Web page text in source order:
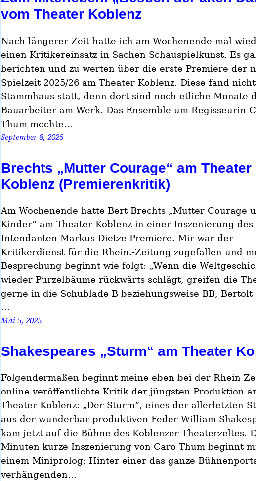
vom Theater Koblenz
Nach längerer Zeit hatte ich am Wochenende mal
einen Kritikereinsatz in Sachen Schauspielkunst. Es
berichten und zu werten über die erste Premiere der
Spielzeit 2025/26 am Theater Koblenz. Diese fand
Stammhaus statt, denn dort sind noch etliche Monate
Bauarbeiter am Werk. Das Ensemble um Regisseurin
Thum mochte…
September 8, 2025
Brechts „Mutter Courage“ am Theater
Koblenz (Premierenkritik)
Am Wochenende hatte Bert Brechts „Mutter Courage
Kinder“ am Theater Koblenz in einer Inszenierung des
Intendanten Markus Dietze Premiere. Mir war der
Kritikerdienst für die Rhein.-Zeitung zugefallen und
Besprechung beginnt wie folgt: „Wenn die
wieder Purzelbäume rückwärts schlägt, greifen die
gerne in die Schublade B beziehungsweise BB, Bertolt
…
Mai 5, 2025
Shakespeares „Sturm“ am Theater
Folgendermaßen beginnt meine eben bei der Rhein-
online veröffentlichte Kritik der jüngsten Produktion
Theater Koblenz: „Der Sturm“, eines der allerletzten
aus der wunderbar produktiven Feder William
kam jetzt auf die Bühne des Koblenzer Theaterzeltes.
Minuten kurze Inszenierung von Caro Thum beginnt
einem Miniprolog: Hinter einer das ganze
verhängenden…